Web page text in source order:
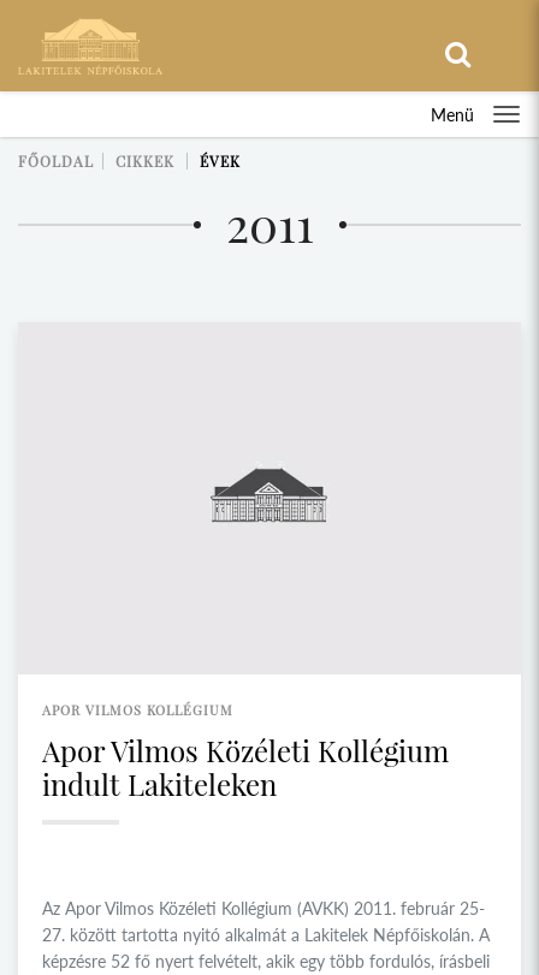
Menü
FŐOLDAL CIKKEK ÉVEK
2011
APOR VILMOS KOLLÉGIUM
Apor Vilmos Közéleti Kollégium
indult Lakiteleken
Az Apor Vilmos Közéleti Kollégium (AVKK) 2011. február 25-
27. között tartotta nyitó alkalmát a Lakitelek Népfőiskolán. A
képzésre 52 fő nyert felvételt, akik egy több fordulós, írásbeli